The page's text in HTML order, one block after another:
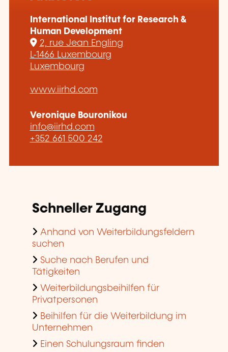
International Institut for Research &
Human Development
2, rue Jean Engling
L-1466 Luxembourg
Luxembourg
www.iirhd.com
Veronique Bouronikou
info@iirhd.com
+352 661 500 242
Schneller Zugang
Anhand von Weiterbildungsfeldern
suchen
Suche nach Berufen und
Tätigkeiten
Weiterbildungsbeihilfen für
Privatpersonen
Beihilfen für die Weiterbildung im
Unternehmen
Einen Schulungsraum finden